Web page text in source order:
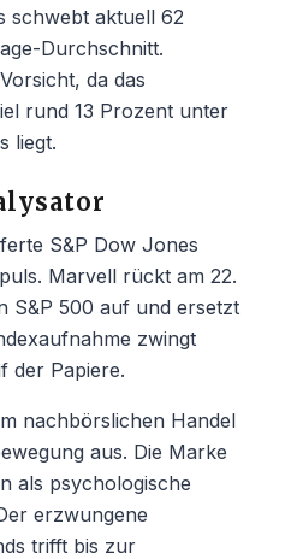
schwebt aktuell 62
Durchschnitt.
da das
rund 13 Prozent unter
liegt.
S&P Dow Jones
Marvell rückt am 22.
S&P 500 auf und ersetzt
zwingt
der Papiere.
nachbörslichen Handel
aus. Die Marke
als psychologische
erzwungene
trifft bis zur